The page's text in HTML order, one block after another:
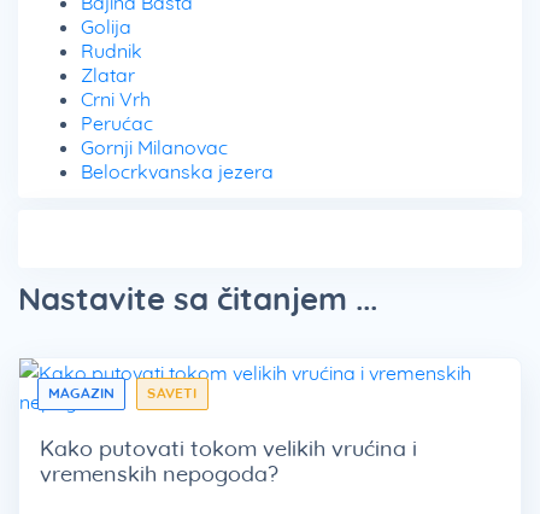
Golija
Rudnik
Zlatar
Crni Vrh
Perućac
Gornji Milanovac
Belocrkvanska jezera
Nastavite sa čitanjem ...
MAGAZIN SAVETI
Kako putovati tokom velikih vrućina i
vremenskih nepogoda?